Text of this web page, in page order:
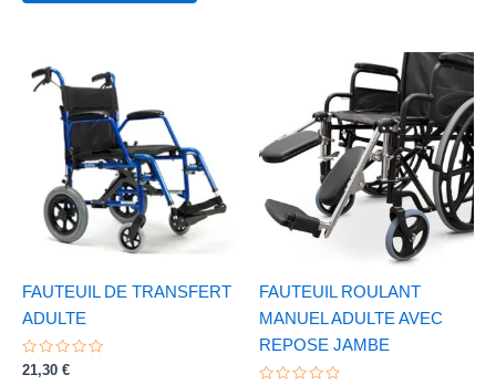
FAUTEUIL DE TRANSFERT
ADULTE
Note
21,30 €
FAUTEUIL ROULANT
MANUEL ADULTE AVEC
REPOSE JAMBE